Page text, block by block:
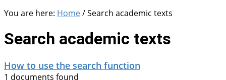
You are here: Home/Search academic texts
Search academic texts
How to use the search function
1 documents found